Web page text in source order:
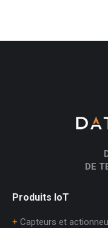
DE
Produits IoT
+ Capteurs et